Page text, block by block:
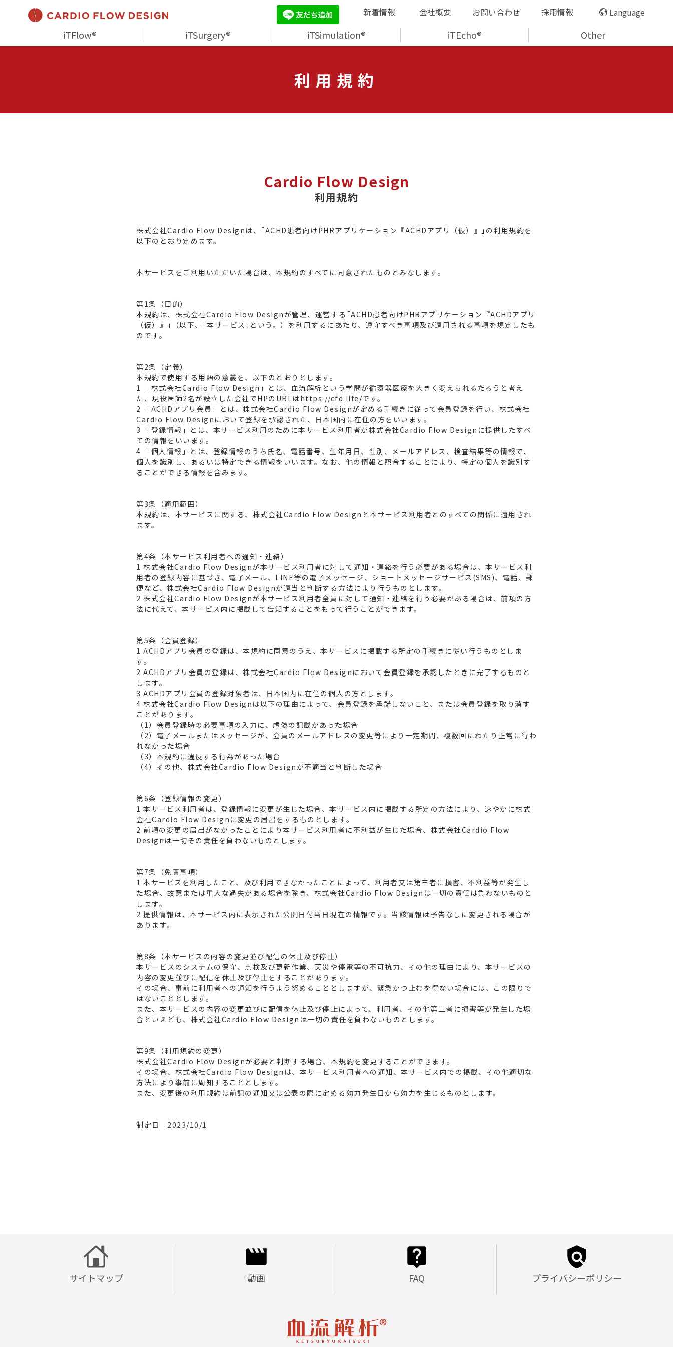
新着情報 会社概要 お問い合わせ 採用情報 Language
iTFlow® iTSurgery® iTSimulation® iTEcho® Other
利用規約
Cardio Flow Design
利用規約
株式会社Cardio Flow Designは、｢ACHD患者向けPHRアプリケーション『ACHDアプリ（仮）』｣の利用規約を
以下のとおり定めます。
本サービスをご利用いただいた場合は、本規約のすべてに同意されたものとみなします。
第1条（目的）
本規約は、株式会社Cardio Flow Designが管理、運営する｢ACHD患者向けPHRアプリケーション『ACHDアプリ
（仮）』｣（以下、｢本サービス｣という。）を利用するにあたり、遵守すべき事項及び適用される事項を規定したも
のです。
第2条（定義）
本規約で使用する用語の意義を、以下のとおりとします。
1 「株式会社Cardio Flow Design」とは、血流解析という学問が循環器医療を大きく変えられるだろうと考え
た、現役医師2名が設立した会社でHPのURLはhttps://cfd.life/です。
2 「ACHDアプリ会員」とは、株式会社Cardio Flow Designが定める手続きに従って会員登録を行い、株式会社
Cardio Flow Designにおいて登録を承認された、日本国内に在住の方をいいます。
3 「登録情報」とは、本サービス利用のために本サービス利用者が株式会社Cardio Flow Designに提供したすべ
ての情報をいいます。
4 「個人情報」とは、登録情報のうち氏名、電話番号、生年月日、性別、メールアドレス、検査結果等の情報で、
個人を識別し、あるいは特定できる情報をいいます。なお、他の情報と照合することにより、特定の個人を識別す
ることができる情報を含みます。
第3条（適用範囲）
本規約は、本サービスに関する、株式会社Cardio Flow Designと本サービス利用者とのすべての関係に適用され
ます。
第4条（本サービス利用者への通知・連絡）
1 株式会社Cardio Flow Designが本サービス利用者に対して通知・連絡を行う必要がある場合は、本サービス利
用者の登録内容に基づき、電子メール、LINE等の電子メッセージ、ショートメッセージサービス(SMS)、電話、郵
便など、株式会社Cardio Flow Designが適当と判断する方法により行うものとします。
2 株式会社Cardio Flow Designが本サービス利用者全員に対して通知・連絡を行う必要がある場合は、前項の方
法に代えて、本サービス内に掲載して告知することをもって行うことができます。
第5条（会員登録）
1 ACHDアプリ会員の登録は、本規約に同意のうえ、本サービスに掲載する所定の手続きに従い行うものとしま
す。
2 ACHDアプリ会員の登録は、株式会社Cardio Flow Designにおいて会員登録を承認したときに完了するものと
します。
3 ACHDアプリ会員の登録対象者は、日本国内に在住の個人の方とします。
4 株式会社Cardio Flow Designは以下の理由によって、会員登録を承諾しないこと、または会員登録を取り消す
ことがあります。
（1）会員登録時の必要事項の入力に、虚偽の記載があった場合
（2）電子メールまたはメッセージが、会員のメールアドレスの変更等により一定期間、複数回にわたり正常に行わ
れなかった場合
（3）本規約に違反する行為があった場合
（4）その他、株式会社Cardio Flow Designが不適当と判断した場合
第6条（登録情報の変更）
1 本サービス利用者は、登録情報に変更が生じた場合、本サービス内に掲載する所定の方法により、速やかに株式
会社Cardio Flow Designに変更の届出をするものとします。
2 前項の変更の届出がなかったことにより本サービス利用者に不利益が生じた場合、株式会社Cardio Flow
Designは一切その責任を負わないものとします。
第7条（免責事項）
1 本サービスを利用したこと、及び利用できなかったことによって、利用者又は第三者に損害、不利益等が発生し
た場合、故意または重大な過失がある場合を除き、株式会社Cardio Flow Designは一切の責任は負わないものと
します。
2 提供情報は、本サービス内に表示された公開日付当日現在の情報です。当該情報は予告なしに変更される場合が
あります。
第8条（本サービスの内容の変更並び配信の休止及び停止）
本サービスのシステムの保守、点検及び更新作業、天災や停電等の不可抗力、その他の理由により、本サービスの
内容の変更並びに配信を休止及び停止をすることがあります。
その場合、事前に利用者への通知を行うよう努めることとしますが、緊急かつ止むを得ない場合には、この限りで
はないこととします。
また、本サービスの内容の変更並びに配信を休止及び停止によって、利用者、その他第三者に損害等が発生した場
合といえども、株式会社Cardio Flow Designは一切の責任を負わないものとします。
第9条（利用規約の変更）
株式会社Cardio Flow Designが必要と判断する場合、本規約を変更することができます。
その場合、株式会社Cardio Flow Designは、本サービス利用者への通知、本サービス内での掲載、その他適切な
方法により事前に周知することとします。
また、変更後の利用規約は前記の通知又は公表の際に定める効力発生日から効力を生じるものとします。
制定日 2023/10/1
サイトマップ 動画 FAQ プライバシーポリシー